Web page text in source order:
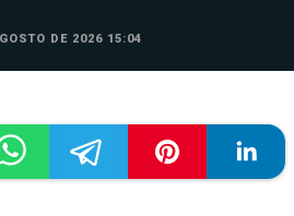
DE 2026 15:04